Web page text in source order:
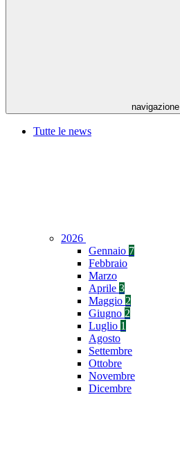
navigazione
Tutte le news
2026
Gennaio 7
Febbraio
Marzo
Aprile 3
Maggio 2
Giugno 2
Luglio 1
Agosto
Settembre
Ottobre
Novembre
Dicembre